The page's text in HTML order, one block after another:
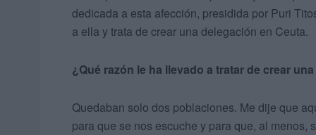
dedicada a esta afección, presidida por Puri
a ella y trata de crear una delegación en Ceuta.
¿Qué razón le ha llevado a tratar de crear
Quedaban solo dos poblaciones. Me dije que
para que se nos escuche y para que, al